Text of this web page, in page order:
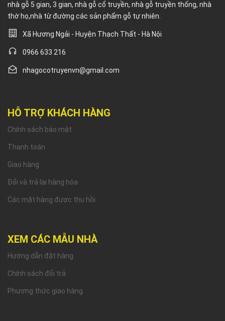
nhà gỗ 5 gian, 3 gian, nhà gỗ cổ truyền, nhà gỗ truyền thống, nhà
thờ họ,nhà từ đường các sản phẩm gỗ tự nhiên.
Xã Hương Ngải - Huyện Thạch Thất - Hà Nội
0966 633 216
nhagocotruyenvn@gmail.com
HỖ TRỢ KHÁCH HÀNG
Chính sách bảo mật
Thanh toán
Giao hàng
Đổi và trả lại hàng hóa
Các mặt hàng được thu hồi
XEM CÁC MẪU NHÀ
Hướng dẫn đặt hàng
Chính sách đổi trả
Phương thức giao hàng